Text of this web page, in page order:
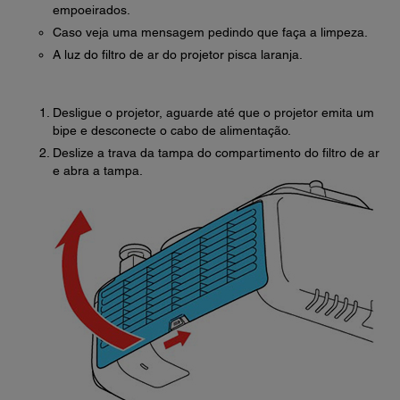
empoeirados.
Caso veja uma mensagem pedindo que faça a limpeza.
A luz do filtro de ar do projetor pisca laranja.
Desligue o projetor, aguarde até que o projetor emita um
bipe e desconecte o cabo de alimentação.
Deslize a trava da tampa do compartimento do filtro de ar
e abra a tampa.